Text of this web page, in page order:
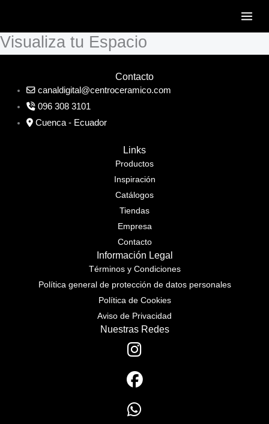
contenido
Visualiza tu Espacio
Contacto
canaldigital@centroceramico.com
096 308 3101
Cuenca - Ecuador
Links
Productos
Inspiración
Catálogos
Tiendas
Empresa
Contacto
Información Legal
Términos y Condiciones
Política general de protección de datos personales
Política de Cookies
Aviso de Privacidad
Nuestras Redes